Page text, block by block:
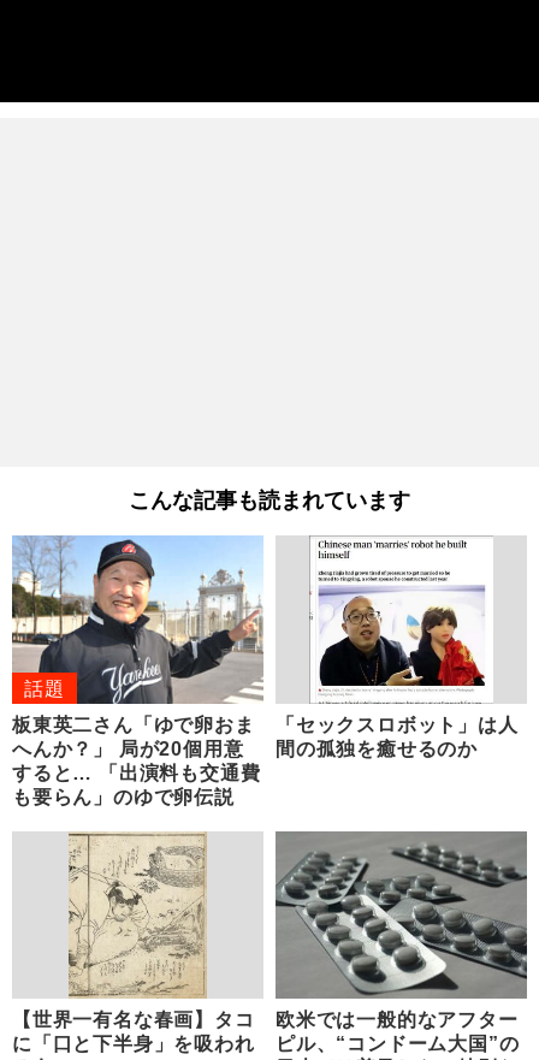
こんな記事も読まれています
話題
板東英二さん「ゆで卵おま
へんか？」 局が20個用意
すると… 「出演料も交通費
も要らん」のゆで卵伝説
「セックスロボット」は人
間の孤独を癒せるのか
【世界一有名な春画】タコ
に「口と下半身」を吸われ
欧米では一般的なアフター
ピル、“コンドーム大国”の